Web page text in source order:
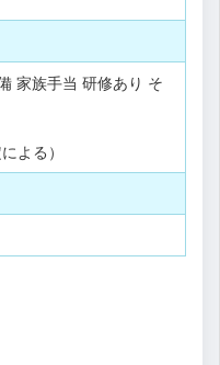
家族手当 研修あり そ
よる）